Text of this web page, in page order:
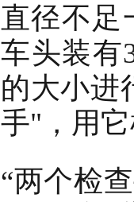
直径不足
车头装有
的大小进
手"，用
“两个检